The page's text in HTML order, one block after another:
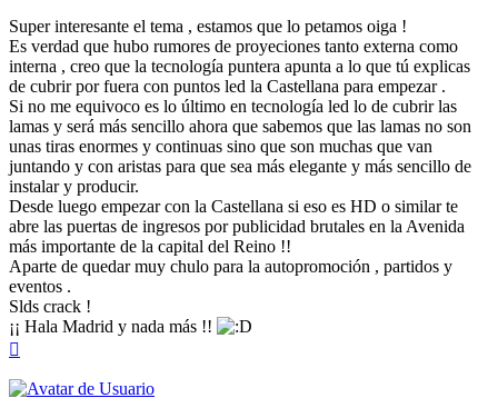
Super interesante el tema , estamos que lo petamos oiga !
Es verdad que hubo rumores de proyeciones tanto externa como
interna , creo que la tecnología puntera apunta a lo que tú explicas
de cubrir por fuera con puntos led la Castellana para empezar .
Si no me equivoco es lo último en tecnología led lo de cubrir las
lamas y será más sencillo ahora que sabemos que las lamas no son
unas tiras enormes y continuas sino que son muchas que van
juntando y con aristas para que sea más elegante y más sencillo de
instalar y producir.
Desde luego empezar con la Castellana si eso es HD o similar te
abre las puertas de ingresos por publicidad brutales en la Avenida
más importante de la capital del Reino !!
Aparte de quedar muy chulo para la autopromoción , partidos y
eventos .
Slds crack !
¡¡ Hala Madrid y nada más !!